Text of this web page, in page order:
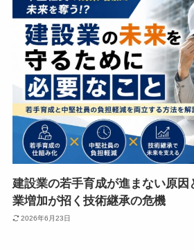
建設業の若手育成が進まない原因
業増加が招く技術継承の危機
2026年6月23日